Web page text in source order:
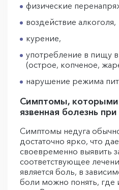
физические
воздействие алкоголя,
курение,
употребление в пищу
(острое, копченое,
нарушение режима
Симптомы, которыми
язвенная болезнь
Симптомы недуга
достаточно ярко, что
своевременно выявить
соответствующее
является боль, в
боли можно понять, где